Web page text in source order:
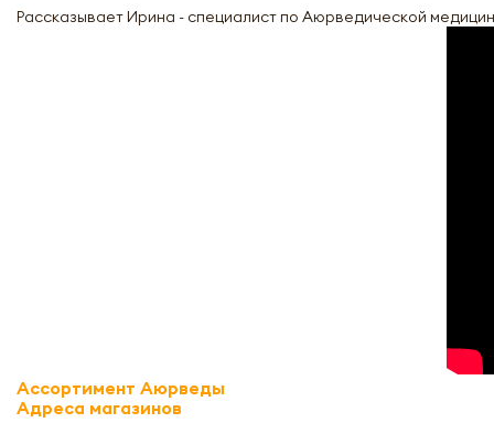
Рассказывает Ирина - специалист по Аюрведической
Ассортимент Аюрведы
Адреса магазинов